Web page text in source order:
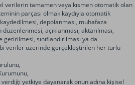
verilerin tamamen veya kısmen otomatik olan
parçası olmak kaydıyla otomatik
depolanması, muhafaza
açıklanması, aktarılması,
sınıflandırılması ya da
veriler üzerinde gerçekleştirilen her türlü
yetkiye dayanarak onun adına kişisel